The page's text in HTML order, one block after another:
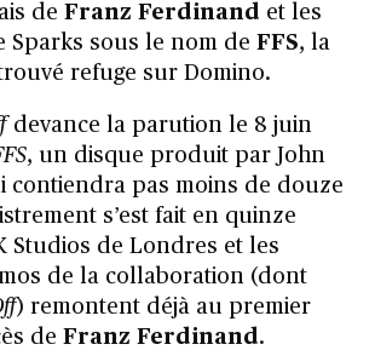
deFranz Ferdinand et les
Sparks sous le nom deFFS, la
refuge sur Domino.
devance la parution le 8 juin
, un disque produit par John
contiendra pas moins de douze
s’est fait en quinze
Studios de Londres et les
de la collaboration (dont
) remontent déjà au premier
deFranz Ferdinand.